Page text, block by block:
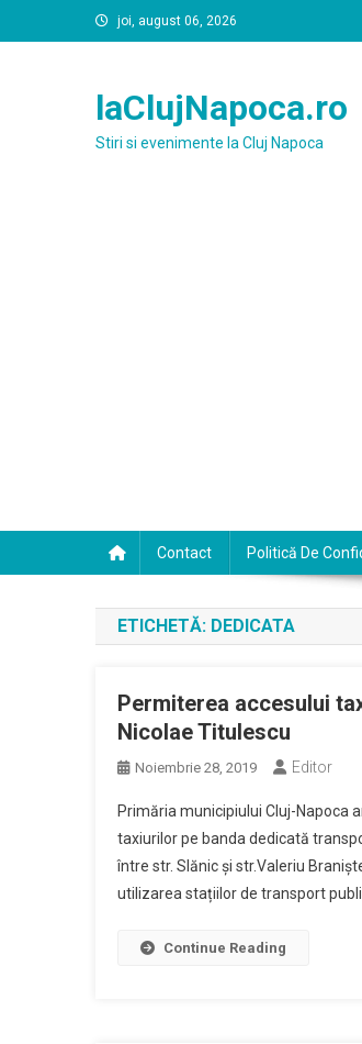
to
joi, august 06, 2026
laClujNapoca.ro
Stiri si evenimente la Cluj Napoca
Contact Politică De
ETICHETĂ: DEDICATA
Permiterea accesului
Nicolae Titulescu
Noiembrie 28, 2019 Editor
Primăria municipiului Cluj-Napoca
taxiurilor pe banda dedicată
între str. Slănic și str.Valeriu
utilizarea stațiilor de transport
Continue Reading